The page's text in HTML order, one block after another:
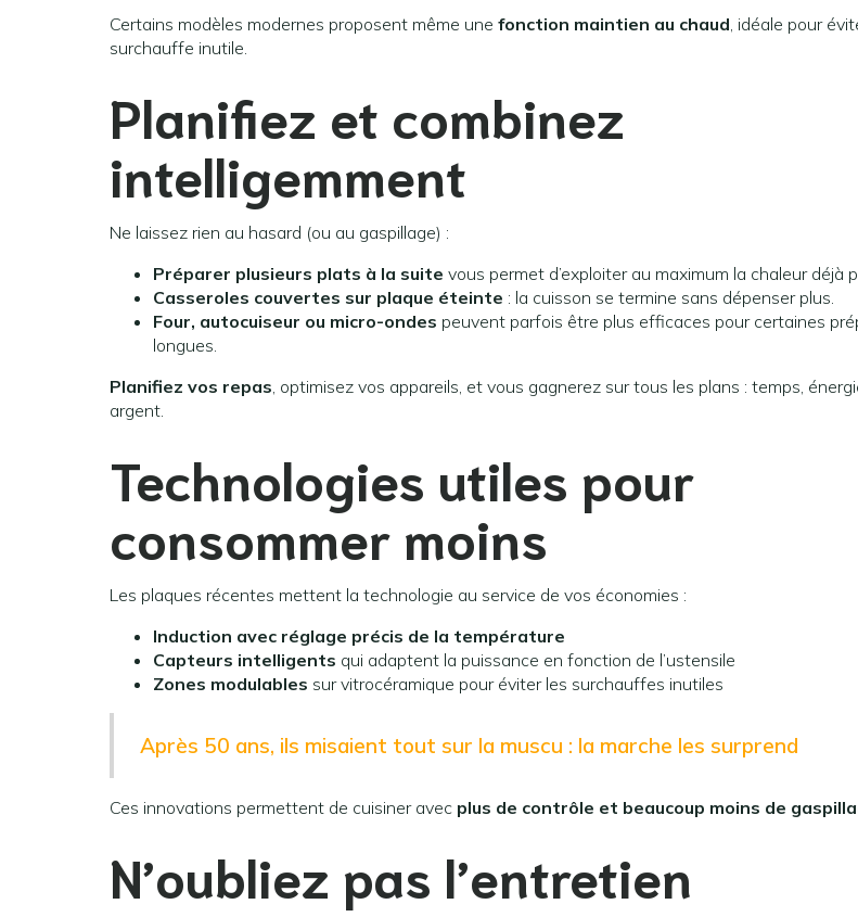
Certains modèles modernes proposent même une fonction maintien au chaud, idéale pour
surchauffe inutile.
Planifiez et combinez
intelligemment
Ne laissez rien au hasard (ou au gaspillage) :
Préparer plusieurs plats à la suite vous permet d’exploiter au maximum la chaleur déjà
Casseroles couvertes sur plaque éteinte : la cuisson se termine sans dépenser plus.
Four, autocuiseur ou micro-ondes peuvent parfois être plus efficaces pour certaines
longues.
Planifiez vos repas, optimisez vos appareils, et vous gagnerez sur tous les plans : temps,
argent.
Technologies utiles pour
consommer moins
Les plaques récentes mettent la technologie au service de vos économies :
Induction avec réglage précis de la température
Capteurs intelligents qui adaptent la puissance en fonction de l’ustensile
Zones modulables sur vitrocéramique pour éviter les surchauffes inutiles
Après 50 ans, ils misaient tout sur la muscu : la marche les surprend
Ces innovations permettent de cuisiner avec plus de contrôle et beaucoup moins de
N’oubliez pas l’entretien